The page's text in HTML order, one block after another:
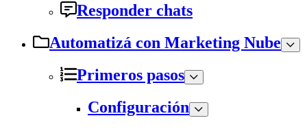
Responder chats
Automatizá con Marketing Nube
Primeros pasos
Configuración